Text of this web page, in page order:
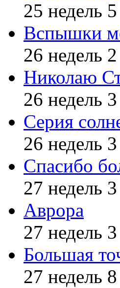
25 недель
Вспышки
26 недель
Николаю
26 недель
Серия
26 недель
Спасибо
27 недель
Аврора
27 недель
Большая
27 недель